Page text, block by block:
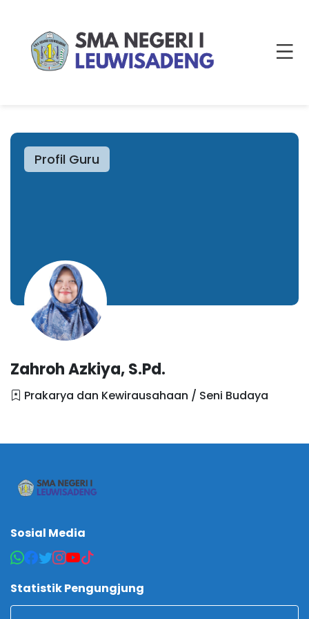
Profil Guru
Zahroh Azkiya, S.Pd.
Prakarya dan Kewirausahaan / Seni Budaya
Sosial Media
Statistik Pengungjung